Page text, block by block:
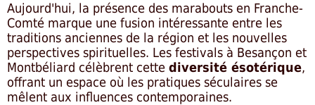
Aujourd'hui, la présence des marabouts en Franche-
Comté marque une fusion intéressante entre les
traditions anciennes de la région et les nouvelles
perspectives spirituelles. Les festivals à Besançon et
Montbéliard célèbrent cette diversité ésotérique,
offrant un espace où les pratiques séculaires se
mêlent aux influences contemporaines.